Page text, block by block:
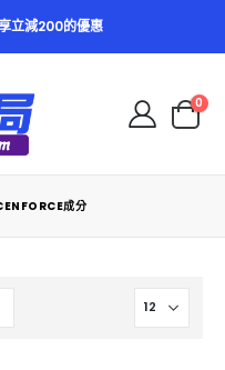
立減200的優惠
0
成分